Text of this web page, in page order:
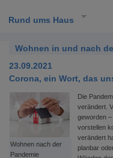
Rund ums Haus
Wohnen in und nach
23.09.2021
Corona, ein Wort, das
Wohnen nach der
Pandemie
Die
verändert.
geworden
vorstellen
verändert
planbar